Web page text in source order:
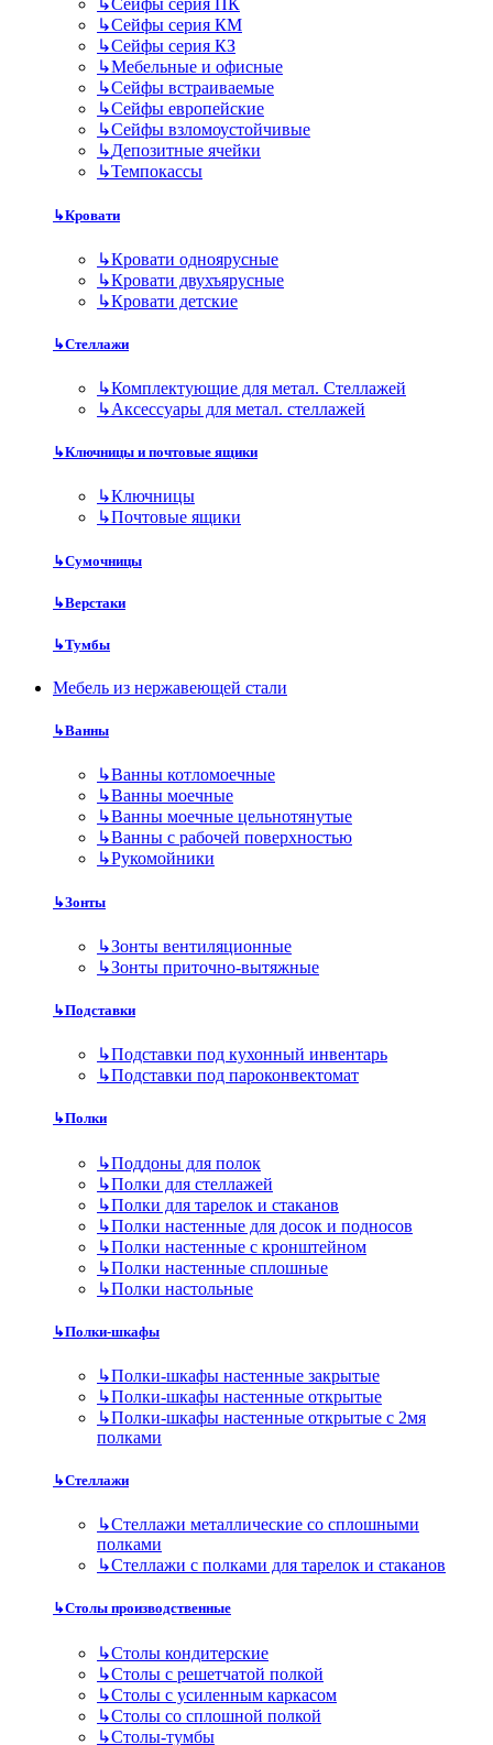
↳Сейфы серия ПК
↳Сейфы серия КМ
↳Сейфы серия КЗ
↳Мебельные и офисные
↳Сейфы встраиваемые
↳Сейфы европейские
↳Сейфы взломоустойчивые
↳Депозитные ячейки
↳Темпокассы
↳Кровати
↳Кровати одноярусные
↳Кровати двухъярусные
↳Кровати детские
↳Стеллажи
↳Комплектующие для метал. Стеллажей
↳Аксессуары для метал. стеллажей
↳Ключницы и почтовые ящики
↳Ключницы
↳Почтовые ящики
↳Сумочницы
↳Верстаки
↳Тумбы
Мебель из нержавеющей стали
↳Ванны
↳Ванны котломоечные
↳Ванны моечные
↳Ванны моечные цельнотянутые
↳Ванны с рабочей поверхностью
↳Рукомойники
↳Зонты
↳Зонты вентиляционные
↳Зонты приточно-вытяжные
↳Подставки
↳Подставки под кухонный инвентарь
↳Подставки под пароконвектомат
↳Полки
↳Поддоны для полок
↳Полки для стеллажей
↳Полки для тарелок и стаканов
↳Полки настенные для досок и подносов
↳Полки настенные с кронштейном
↳Полки настенные сплошные
↳Полки настольные
↳Полки-шкафы
↳Полки-шкафы настенные закрытые
↳Полки-шкафы настенные открытые
↳Полки-шкафы настенные открытые с 2мя
полками
↳Стеллажи
↳Стеллажи металлические со сплошными
полками
↳Стеллажи с полками для тарелок и стаканов
↳Столы производственные
↳Столы кондитерские
↳Столы с решетчатой полкой
↳Столы с усиленным каркасом
↳Столы со сплошной полкой
↳Столы-тумбы